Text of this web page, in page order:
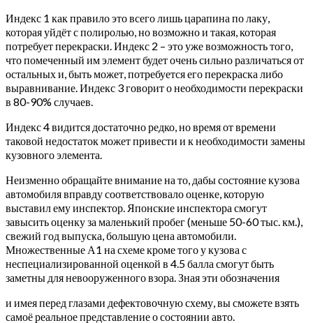
Индекс 1 как правило это всего лишь царапина по лаку,
которая уйдёт с полиролью, но возможно и такая, которая
потребует перекраски. Индекс 2 – это уже возможность того,
что помеченный им элемент будет очень сильно различаться от
остальных и, быть может, потребуется его перекраска либо
выравнивание. Индекс 3 говорит о необходимости перекраски
в 80-90% случаев.
Индекс 4 видится достаточно редко, но время от времени
таковой недостаток может привести и к необходимости замены
кузовного элемента.
Неизменно обращайте внимание на то, дабы состояние кузова
автомобиля вправду соответствовало оценке, которую
выставил ему инспектор. Японские инспектора смогут
завысить оценку за маленький пробег (меньше 50-60 тыс. км.),
свежий год выпуска, большую цена автомобили.
Множественные А1 на схеме кроме того у кузова с
неспециализированной оценкой в 4.5 балла смогут быть
заметны для невооруженного взора. Зная эти обозначения
и имея перед глазами дефектовочную схему, вы сможете взять
самоё реальное представление о состоянии авто.